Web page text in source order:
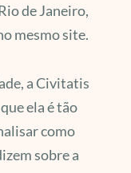
de Janeiro,
mesmo site.
a Civitatis
ela é tão
como
sobre a